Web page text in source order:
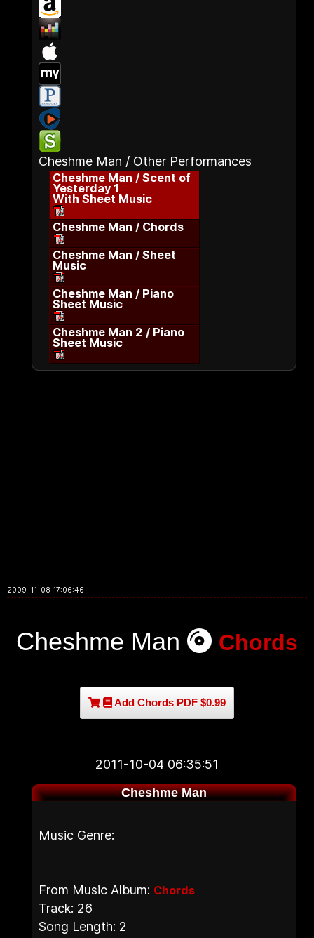
Cheshme Man / Other Performances
Cheshme Man / Scent of
Yesterday 1
With Sheet Music
Cheshme Man / Chords
Cheshme Man / Sheet
Music
Cheshme Man / Piano
Sheet Music
Cheshme Man 2 / Piano
Sheet Music
2009-11-08 17:06:46
Cheshme Man Chords
Add Chords PDF $0.99
2011-10-04 06:35:51
Cheshme Man
Music Genre:
From Music Album: Chords
Track: 26
Song Length: 2